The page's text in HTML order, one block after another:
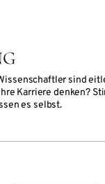
sind
Karriere denken?
es selbst.